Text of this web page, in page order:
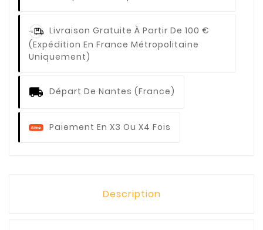
Livraison Gratuite À Partir De 100 €
(expédition En France Métropolitaine
Uniquement)
Départ De Nantes (France)
Paiement En X3 Ou X4 Fois
Description